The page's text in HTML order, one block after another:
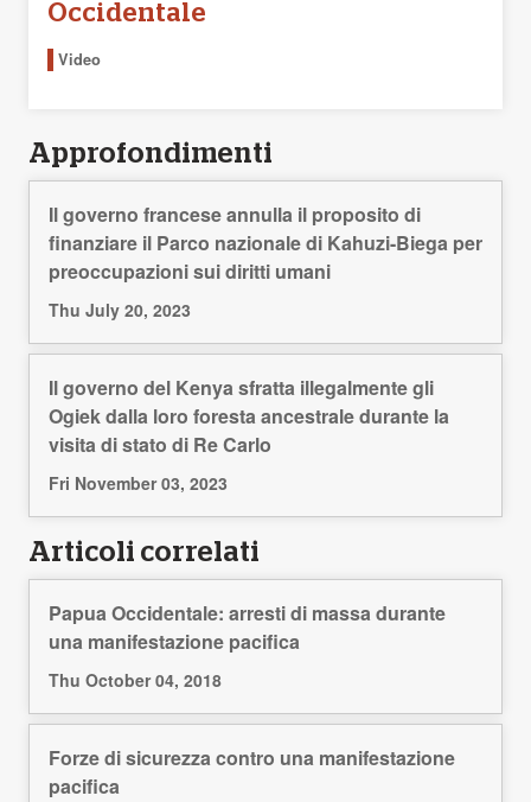
Occidentale
Video
Approfondimenti
Il governo francese annulla il proposito di
finanziare il Parco nazionale di Kahuzi-Biega per
preoccupazioni sui diritti umani
Thu July 20, 2023
Il governo del Kenya sfratta illegalmente gli
Ogiek dalla loro foresta ancestrale durante la
visita di stato di Re Carlo
Fri November 03, 2023
Articoli correlati
Papua Occidentale: arresti di massa durante
una manifestazione pacifica
Thu October 04, 2018
Forze di sicurezza contro una manifestazione
pacifica